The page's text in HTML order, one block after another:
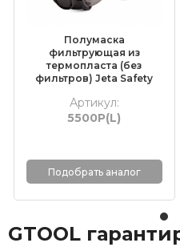
Шлифовальные валики
Абразивные
Шлифовальные листы
Круги с креплением
Шлифовальные
Отрезные круги по
Шлифовальные гильзы
Полумаска
фильтрующая из
термопласта (без
фильтров) Jeta Safety
Артикул:
5500P(L)
Подобрать аналог
GTOOL